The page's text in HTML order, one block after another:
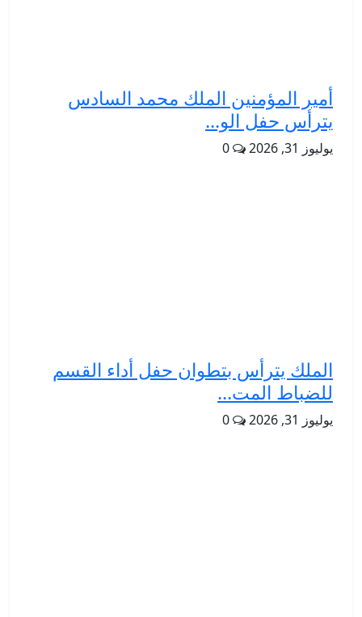
أمير المؤمنين الملك محمد السادس
يترأس حفل الو...
يوليوز 31, 2026 0
الملك يترأس بتطوان حفل أداء القسم
للضباط المت...
يوليوز 31, 2026 0